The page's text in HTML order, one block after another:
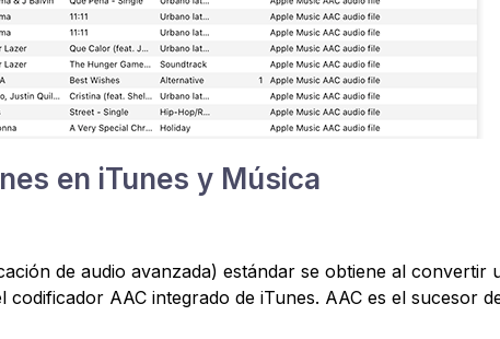
en iTunes y Música
de audio avanzada) estándar se obtiene al convertir
AAC integrado de iTunes. AAC es el sucesor